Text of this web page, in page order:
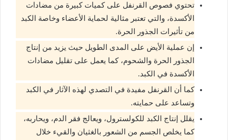
تحتوي فصوص القرنفل على كميات كبيرة من مضادات
الأكسدة، والتي تعتبر مثالية لحماية الأعضاء وخاصة الكبد
من تأثيرات الجذور الحرة.
إن عملية الأيض على المدى الطويل حيث يزيد من إنتاج
الجذور الحرة والشحوم، كما يعمل على تقليل مضادات
الأكسدة في الكبد.
كما أن القرنفل مفيدة في التصدي لهذه الآثار في الكبد
وتساعد على حمايته.
يقلل إنتاج الكبد للكولسترول، ويعالج فقر الدم، ويحاربه،
كما يخلص الجسم من الشعور بالغثيان والقيء خلال